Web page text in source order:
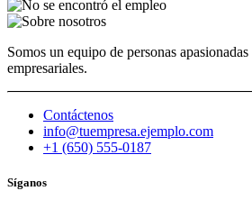
Somos un equipo de personas
empresariales.
Contáctenos
info@tuempresa.ejemplo.com
+1 (650) 555-0187
Síganos